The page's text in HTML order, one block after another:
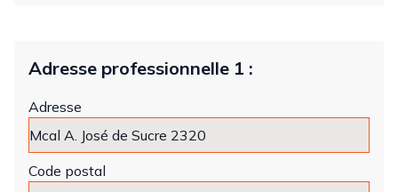
Adresse professionnelle 1 :
Adresse
Code postal